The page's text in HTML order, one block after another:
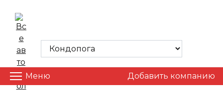
content
Меню Добавить компанию